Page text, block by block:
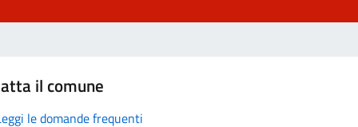
il comune
le domande frequenti